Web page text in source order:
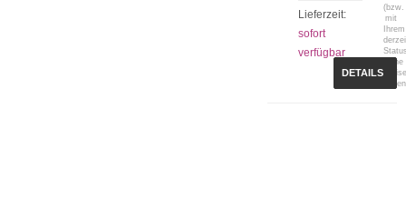
Lieferzeit:
sofort
verfügbar
(bzw.
mit
Ihrem
keine
DETAILS